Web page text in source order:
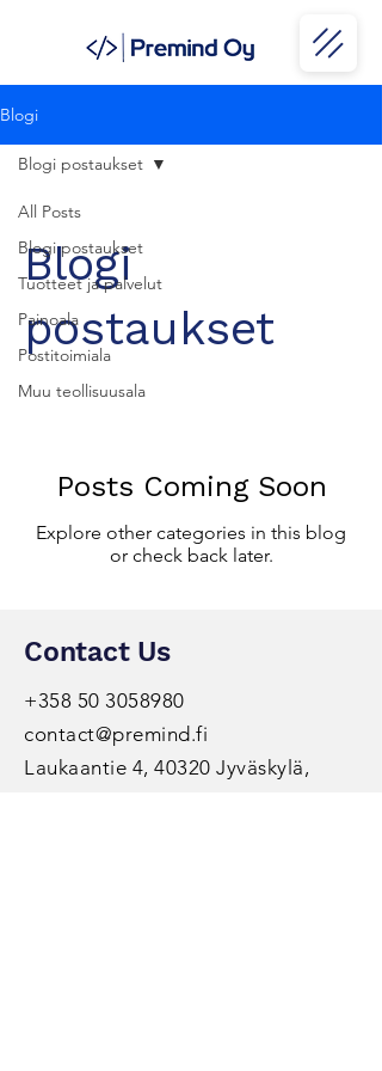
Blogi
All Posts
Blogi postaukset
Tuotteet ja palvelut
Painoala
Postitoimiala
Muu teollisuusala
Blogi postaukset
Blogi
postaukset
Posts Coming Soon
Explore other categories in this blog
or check back later.
Contact Us
+358 50 3058980
contact@premind.fi
Laukaantie 4, 40320 Jyväskylä,